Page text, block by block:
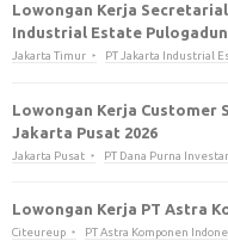
Lowongan Kerja
Industrial Estate
Jakarta Timur PT Jakarta Industrial
Lowongan Kerja Customer
Jakarta Pusat 2026
Jakarta Pusat PT Dana Purna
Lowongan Kerja PT Astra
Citeureup PT Astra Komponen